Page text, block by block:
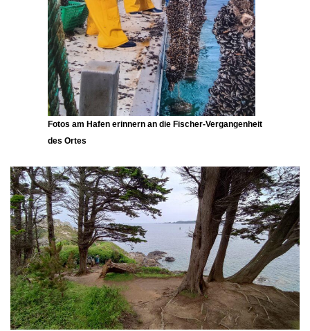
Fotos am Hafen erinnern an die Fischer-Vergangenheit
des Ortes